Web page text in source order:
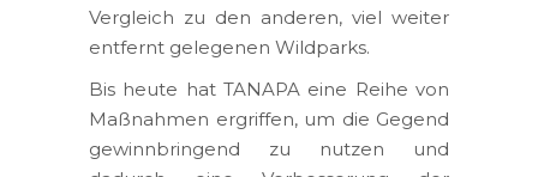
Vergleich zu den anderen, viel weiter
entfernt gelegenen Wildparks.
Bis heute hat TANAPA eine Reihe von
Maßnahmen ergriffen, um die Gegend
gewinnbringend zu nutzen und